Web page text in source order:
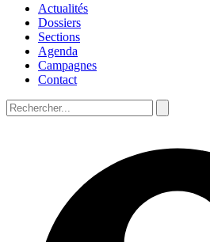
Actualités
Dossiers
Sections
Agenda
Campagnes
Contact